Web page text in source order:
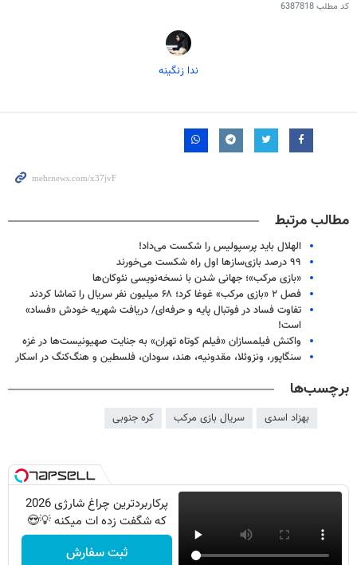
کد مطلب6387818
ندا زنگینه
مطالب مرتبط
الهلال باید پرسپولیس را شکست می‌داد!
۹۹ درصد بازی‌سازها اول راه شکست می‌خورند
«بازی مرکب»؛ جهانی شدن با نسخه‌نویسی نئوکان‌ها
فصل ۲ «بازی مرکب» غوغا کرد؛ ۶۸ میلیون نفر سریال را تماشا کردند
تفاوت فساد در فوتبال پایه و حرفه‌ای/ دریافت شهریه خودش «فساد»
است!
واکنش فیلمسازان «فیلم‌ کوتاه تهران» به جنایت صهیونیست‌ها در غزه
سنگاپور، ونزوئلا، مقدونیه، هند، سودان، فلسطین و هنگ‌کنگ در اسکار
برچسب‌ها
بهزاد اسدی سریال بازی مرکب کره جنوبی
پرکاربردترین چراغ شارژی 2026
که شگفت زده ات میکنه 💡😍
ثبت سفارش